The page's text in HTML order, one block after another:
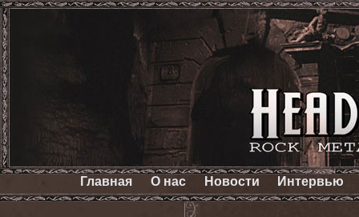
Главная О нас Новости Интервью